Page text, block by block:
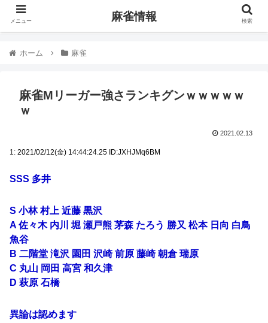
ホーム 麻雀
麻雀Mリーガー強さランキグンｗｗｗｗｗ
ｗ
2021.02.13
1: 2021/02/12(金) 14:44:24.25 ID:JXHJMq6BM
SSS 多井
S 小林 村上 近藤 黒沢
A 佐々木 内川 堀 瀬戸熊 茅森 たろう 勝又 松本 日向 白鳥
魚谷
B 二階堂 滝沢 園田 沢崎 前原 藤崎 朝倉 瑞原
C 丸山 岡田 高宮 和久津
D 萩原 石橋
異論は認めます
メニュー 麻雀情報 検索